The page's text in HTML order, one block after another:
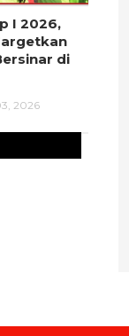
I 2026,
di
2026